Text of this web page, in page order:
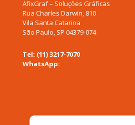
AfixGraf – Soluções Gráficas
Rua Charles Darwin, 810
Vila Santa Catarina
São Paulo, SP 04379-074
Tel: (11) 3217-7070
WhatsApp: